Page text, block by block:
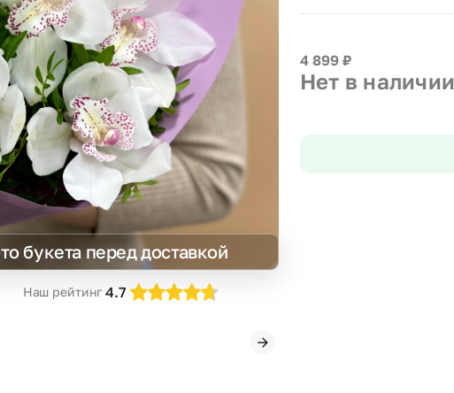
Статица
Суккуленты
Фрезия
Эустома
Новинки
букета перед доставкой
Наш рейтинг 4.7
4 899 ₽
Нет в наличии